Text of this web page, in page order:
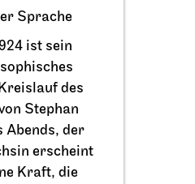
Sprache
ist sein
des
Stephan
Abends, der
erscheint
Kraft, die